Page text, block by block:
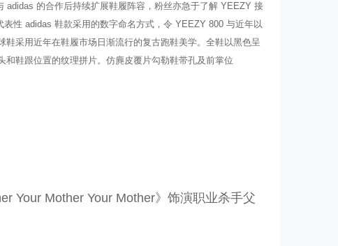
adidas 的合作后持续扩展鞋履阵容，粉丝亦急于了解 YEEZY 接
性 adidas 鞋款采用的数字命名方式，令 YEEZY 800 与近年以
鞋采用近年在鞋履市场日渐流行的复古跑鞋美学。全鞋以黑色呈
和鞋跟位置的纹理拼片。仿麂皮覆片勾勒鞋带孔及前掌位
Your Mother Your Mother》饰演职业杀手父